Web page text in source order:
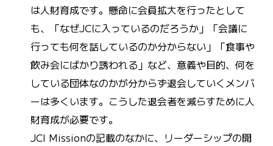
は人財育成です。懸命に会員拡大を行ったとして
も、「なぜJCに入っているのだろうか」「会議に
行っても何を話しているのか分からない」「食事や
飲み会にばかり誘われる」など、意義や目的、何を
している団体なのかが分からず退会していくメンバ
ーは多くいます。こうした退会者を減らすために人
財育成が必要です。
JCI Missionの記載のなかに、リーダーシップの開